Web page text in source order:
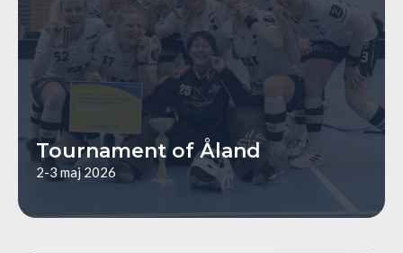
Tournament of Åland
2-3 maj 2026